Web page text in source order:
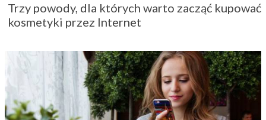
Trzy powody, dla których warto zacząć kupować
kosmetyki przez Internet